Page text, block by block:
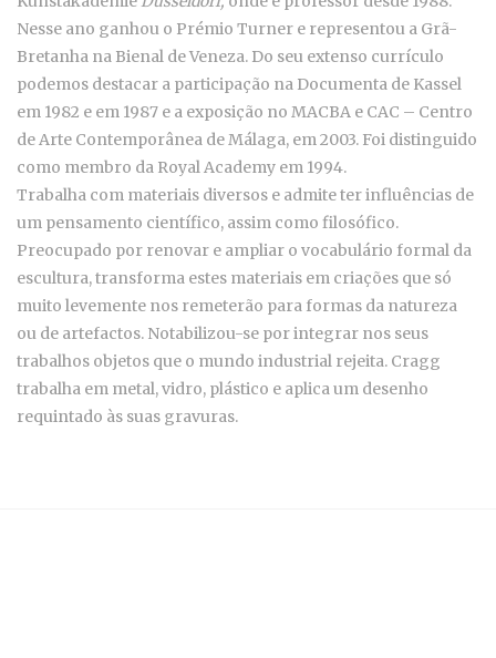
Nesse ano ganhou o Prémio Turner e representou a Grã-
Bretanha na Bienal de Veneza. Do seu extenso currículo
podemos destacar a participação na Documenta de Kassel
em 1982 e em 1987 e a exposição no MACBA e CAC – Centro
de Arte Contemporânea de Málaga, em 2003. Foi distinguido
como membro da Royal Academy em 1994.
Trabalha com materiais diversos e admite ter influências de
um pensamento científico, assim como filosófico.
Preocupado por renovar e ampliar o vocabulário formal da
escultura, transforma estes materiais em criações que só
muito levemente nos remeterão para formas da natureza
ou de artefactos. Notabilizou-se por integrar nos seus
trabalhos objetos que o mundo industrial rejeita. Cragg
trabalha em metal, vidro, plástico e aplica um desenho
requintado às suas gravuras.